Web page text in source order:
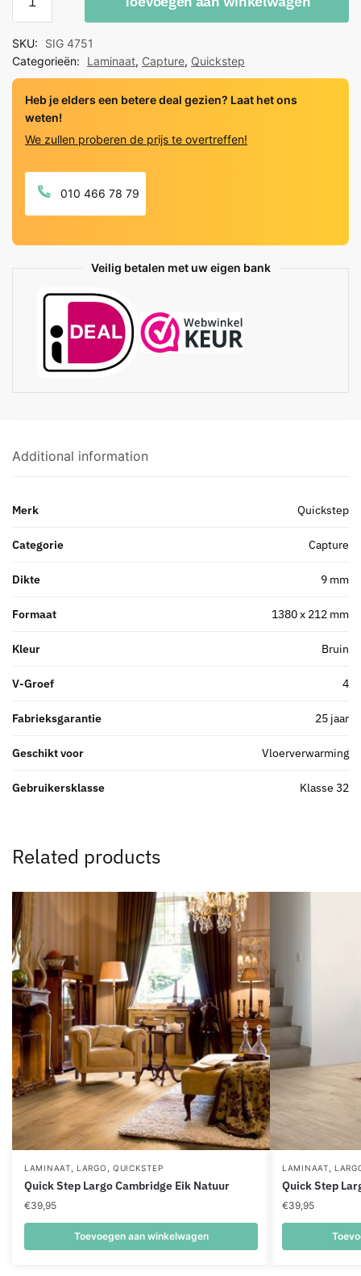
Step
Hydroseal
Patina
Eik
Bruin
quantity
SKU:
SIG 4751
Categorieën:
Laminaat, Capture, Quickstep
Heb je elders een betere deal gezien? Laat het ons
weten!
We zullen proberen de prijs te overtreffen!
010 466 78 79
Veilig betalen met uw eigen bank
Additional information
Merk Quickstep
Categorie Capture
Dikte 9 mm
Formaat 1380 x 212 mm
Kleur Bruin
V-Groef 4
Fabrieksgarantie 25 jaar
Geschikt voor Vloerverwarming
Gebruikersklasse Klasse 32
Related products
LAMINAAT, LARGO , QUICKSTEP
Quick Step Largo Cambridge Eik Natuur
€39,95
Toevoegen aan winkelwagen
LAMINAAT,
Quick Step
€39,95